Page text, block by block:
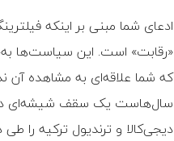
ادعای شما مبنی بر اینکه
«رقابت» است. این سیاست‌ها
که شما علاقه‌ای به مشاهده آن
سال‌هاست یک سقف شیشه‌ای در
دیجی‌کالا و ترندیول ترکیه را